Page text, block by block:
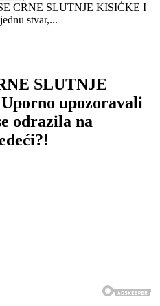
CRNE SLUTNJE KISIĆKE I
stvar,...
SLUTNJE
upozoravali
odrazila na